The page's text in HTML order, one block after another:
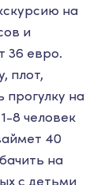
на
и
36 евро.
плот,
прогулку на
8 человек
40
на
с детьми